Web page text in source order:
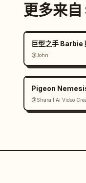
更多来
巨型之手 Barbie
@John
Pigeon
@Shara I Ai Video